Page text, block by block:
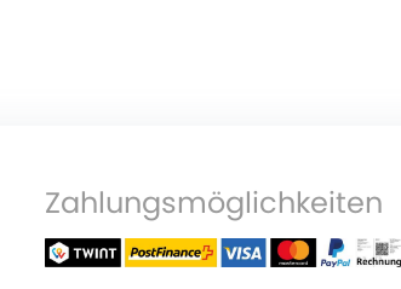
Zahlungsmöglichkeiten